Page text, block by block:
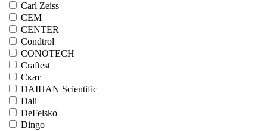
Carl Zeiss
CEM
CENTER
Condtrol
CONOTECH
Craftest
Cкат
DAIHAN Scientific
Dali
DeFelsko
Dingo